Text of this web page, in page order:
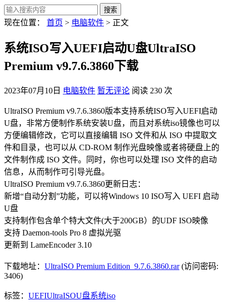
现在位置： 首页 > 电脑软件 > 正文
系统ISO写入UEFI启动U盘UltraISO
Premium v9.7.6.3860下载
2023年07月10日 电脑软件 暂无评论 阅读 230 次
UltraISO Premium v9.7.6.3860版本支持系统ISO写入UEFI启动
U盘，非常方便制作系统安装U盘，而且对系统iso镜像也可以
方便编辑修改，它可以直接编辑 ISO 文件和从 ISO 中提取文
件和目录，也可以从 CD-ROM 制作光盘映像或者将硬盘上的
文件制作成 ISO 文件。同时，你也可以处理 ISO 文件的启动
信息，从而制作可引导光盘。
UltraISO Premium v9.7.6.3860更新日志：
新增“自动分割”功能，可以将Windows 10 ISO写入 UEFI 启动
U盘
支持制作包含单个特大文件(大于200GB）的UDF ISO映像
支持 Daemon-tools Pro 8 虚拟光驱
更新到 LameEncoder 3.10
下载地址： UltraISO Premium Edition_9.7.6.3860.rar(访问密码:
3406)
标签： UEFIUltraISOU盘系统iso